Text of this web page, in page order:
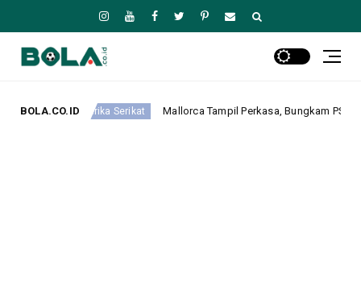
BOLA.CO.ID
Serikat Mallorca Tampil Perkasa, Bungkam PSG 3-0 pada Laga